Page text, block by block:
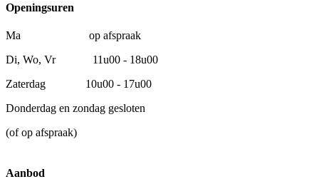
Openingsuren
Ma op afspraak
Di, Wo, Vr 11u00 - 18u00
Zaterdag 10u00 - 17u00
Donderdag en zondag gesloten
(of op afspraak)
Aanbod